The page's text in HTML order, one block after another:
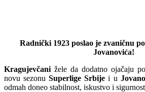
Radnički 1923 poslao je zvaničnu
Jovanovića!
Kragujevčani žele da dodatno ojačaju
novu sezonuSuperlige Srbije i u
odmah doneo stabilnost, iskustvo i